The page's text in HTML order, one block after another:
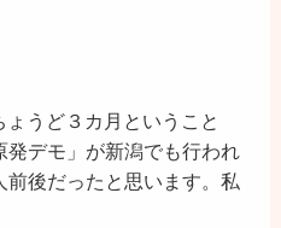
うど３カ月ということ
発デモ」が新潟でも行われ
前後だったと思います。私